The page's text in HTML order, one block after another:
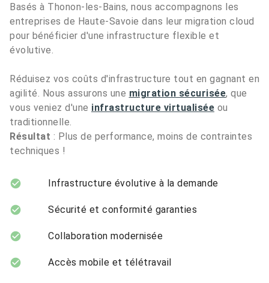
Basés à Thonon-les-Bains, nous accompagnons les
entreprises de Haute-Savoie dans leur migration cloud
pour bénéficier d'une infrastructure flexible et
évolutive.
Réduisez vos coûts d'infrastructure tout en gagnant en
agilité. Nous assurons une migration sécurisée, que
vous veniez d'une infrastructure virtualisée ou
traditionnelle.
Résultat : Plus de performance, moins de contraintes
techniques !
Infrastructure évolutive à la demande
Sécurité et conformité garanties
Collaboration modernisée
Accès mobile et télétravail